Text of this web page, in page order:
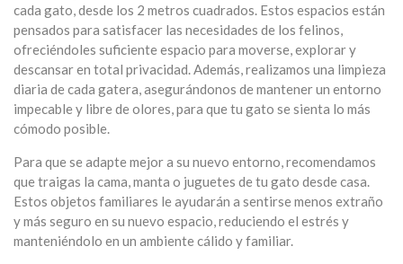
cada gato, desde los 2 metros cuadrados. Estos espacios están
pensados para satisfacer las necesidades de los felinos,
ofreciéndoles suficiente espacio para moverse, explorar y
descansar en total privacidad. Además, realizamos una limpieza
diaria de cada gatera, asegurándonos de mantener un entorno
impecable y libre de olores, para que tu gato se sienta lo más
cómodo posible.
Para que se adapte mejor a su nuevo entorno, recomendamos
que traigas la cama, manta o juguetes de tu gato desde casa.
Estos objetos familiares le ayudarán a sentirse menos extraño
y más seguro en su nuevo espacio, reduciendo el estrés y
manteniéndolo en un ambiente cálido y familiar.